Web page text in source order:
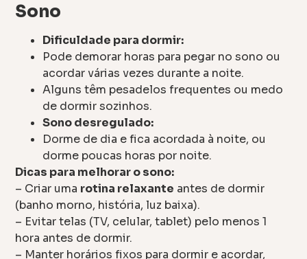
Sono
Dificuldade para dormir:
Pode demorar horas para pegar no sono ou
acordar várias vezes durante a noite.
Alguns têm pesadelos frequentes ou medo
de dormir sozinhos.
Sono desregulado:
Dorme de dia e fica acordada à noite, ou
dorme poucas horas por noite.
Dicas para melhorar o sono:
– Criar uma rotina relaxante antes de dormir
(banho morno, história, luz baixa).
– Evitar telas (TV, celular, tablet) pelo menos 1
hora antes de dormir.
– Manter horários fixos para dormir e acordar,